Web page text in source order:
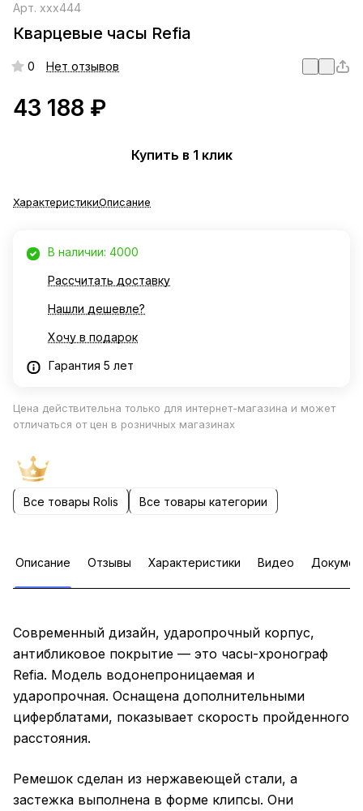
Арт. xxx444
Кварцевые часы Refia
0 Нет отзывов
43 188 ₽
Купить в 1 клик
ХарактеристикиОписание
В наличии: 4000
Рассчитать доставку
Нашли дешевле?
Хочу в подарок
Гарантия 5 лет
Цена действительна только для интернет-магазина и может
отличаться от цен в розничных магазинах
Все товары Rolis Все товары категории
Описание Отзывы Характеристики Видео
Современный дизайн, ударопрочный корпус,
антибликовое покрытие — это часы-хронограф
Refia. Модель водонепроницаемая и
ударопрочная. Оснащена дополнительными
циферблатами, показывает скорость пройденного
расстояния.
Ремешок сделан из нержавеющей стали, а
застежка выполнена в форме клипсы. Они